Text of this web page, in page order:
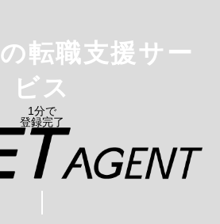
の転職支援サー
ビス
1分で
登録完了